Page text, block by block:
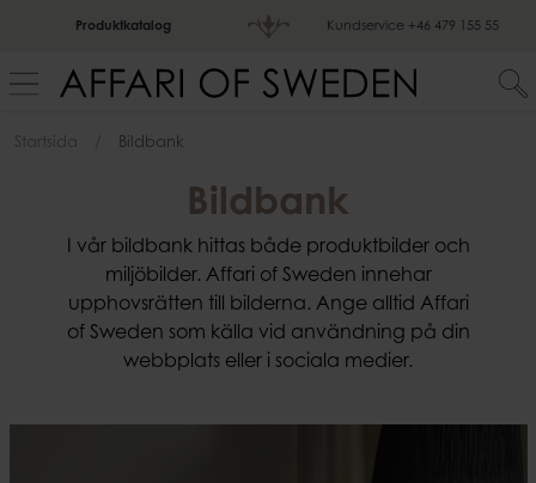
Produktkatalog Kundservice +46 479 155 55
Startsida Bildbank
Bildbank
I vår bildbank hittas både produktbilder och
miljöbilder. Affari of Sweden innehar
upphovsrätten till bilderna. Ange alltid Affari
of Sweden som källa vid användning på din
webbplats eller i sociala medier.